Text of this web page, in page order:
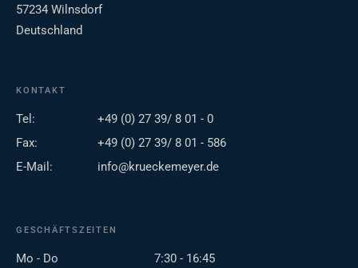
57234 Wilnsdorf
Deutschland
KONTAKT
Tel:
+49 (0) 27 39/ 8 01 - 0
Fax:
+49 (0) 27 39/ 8 01 - 586
E-Mail:
info@krueckemeyer.de
GESCHÄFTSZEITEN
Mo - Do
7:30 - 16:45